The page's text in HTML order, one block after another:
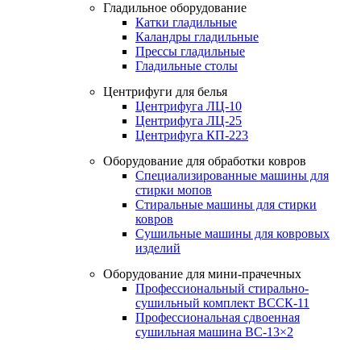
Гладильное оборудование
Катки гладильные
Каландры гладильные
Прессы гладильные
Гладильные столы
Центрифуги для белья
Центрифуга ЛЦ-10
Центрифуга ЛЦ-25
Центрифуга КП-223
Оборудование для обработки ковров
Специализированные машины для
стирки мопов
Стиральные машины для стирки
ковров
Сушильные машины для ковровых
изделий
Оборудование для мини-прачечных
Профессиональный стирально-
сушильный комплект ВССК-11
Профессиональная сдвоенная
сушильная машина ВС-13×2